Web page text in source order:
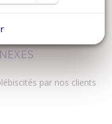
par nos clients